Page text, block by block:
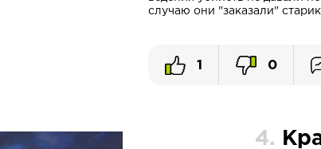
случаю они "заказали"
1 0
4.